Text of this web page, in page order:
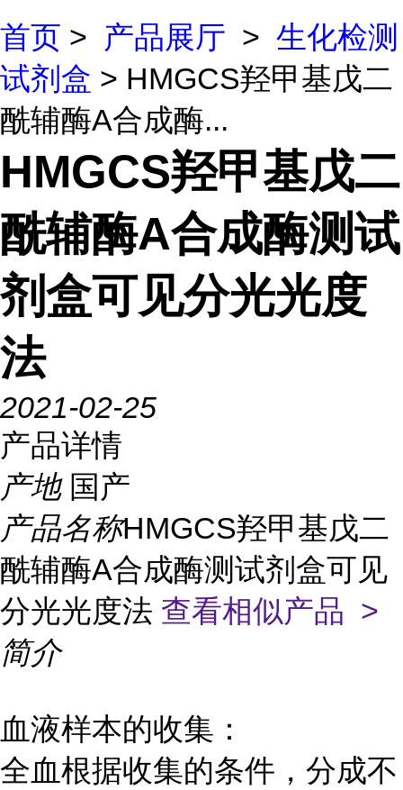
首页 > 产品展厅 > 生化检测
试剂盒 > HMGCS羟甲基戊二
酰辅酶A合成酶...
HMGCS羟甲基戊二
酰辅酶A合成酶测试
剂盒可见分光光度
法
2021-02-25
产品详情
产地 国产
产品名称HMGCS羟甲基戊二
酰辅酶A合成酶测试剂盒可见
分光光度法 查看相似产品 >
简介
血液样本的收集：
全血根据收集的条件，分成不